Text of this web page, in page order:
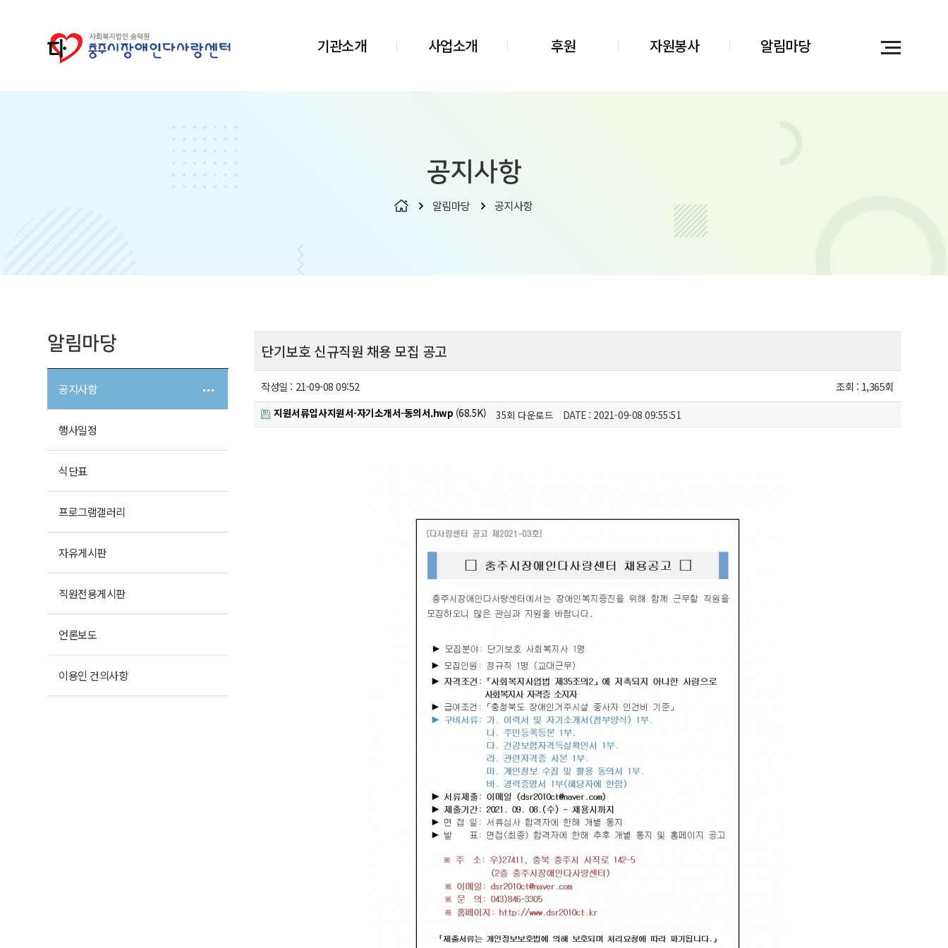
기관소개 사업소개 후원 자원봉사 알림마당
공지사항
알림마당 공지사항
알림마당
공지사항
행사일정
식단표
프로그램갤러리
자유게시판
직원전용게시판
언론보도
이용인 건의사항
단기보호 신규직원 채용 모집 공고
작성일 : 21-09-08 09:52 조회 : 1,365회
지원서류입사지원서-자기소개서-동의서.hwp (68.5K) 35회 다운로드 DATE : 2021-09-08 09:55:51